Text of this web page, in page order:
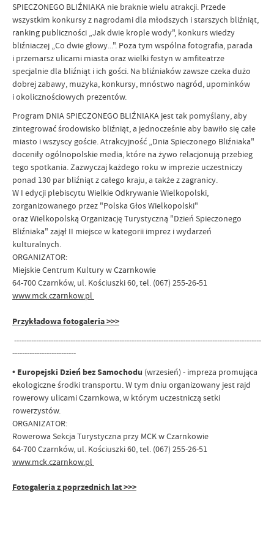
SPIECZONEGO BLIŹNIAKA nie braknie wielu atrakcji. Przede
wszystkim konkursy z nagrodami dla młodszych i starszych bliźniąt,
ranking publiczności „Jak dwie krople wody", konkurs wiedzy
bliźniaczej „Co dwie głowy...". Poza tym wspólna fotografia, parada
i przemarsz ulicami miasta oraz wielki festyn w amfiteatrze
specjalnie dla bliźniąt i ich gości. Na bliźniaków zawsze czeka dużo
dobrej zabawy, muzyka, konkursy, mnóstwo nagród, upominków
i okolicznościowych prezentów.
Program DNIA SPIECZONEGO BLIŹNIAKA jest tak pomyślany, aby
zintegrować środowisko bliźniąt, a jednocześnie aby bawiło się całe
miasto i wszyscy goście. Atrakcyjność „Dnia Spieczonego Bliźniaka"
doceniły ogólnopolskie media, które na żywo relacjonują przebieg
tego spotkania. Zazwyczaj każdego roku w imprezie uczestniczy
ponad 130 par bliźniąt z całego kraju, a także z zagranicy.
W I edycji plebiscytu Wielkie Odkrywanie Wielkopolski,
zorganizowanego przez "Polska Głos Wielkopolski"
oraz Wielkopolską Organizację Turystyczną "Dzień Spieczonego
Bliźniaka" zajął II miejsce w kategorii imprez i wydarzeń
kulturalnych.
ORGANIZATOR:
Miejskie Centrum Kultury w Czarnkowie
64-700 Czarnków, ul. Kościuszki 60, tel. (067) 255-26-51
www.mck.czarnkow.pl
Przykładowa fotogaleria >>>
-----------------------------------------------------------------------------------------------------
--------------------------
• Europejski Dzień bez Samochodu (wrzesień) - impreza promująca
ekologiczne środki transportu. W tym dniu organizowany jest rajd
rowerowy ulicami Czarnkowa, w którym uczestniczą setki
rowerzystów.
ORGANIZATOR:
Rowerowa Sekcja Turystyczna przy MCK w Czarnkowie
64-700 Czarnków, ul. Kościuszki 60, tel. (067) 255-26-51
www.mck.czarnkow.pl
Fotogaleria z poprzednich lat >>>